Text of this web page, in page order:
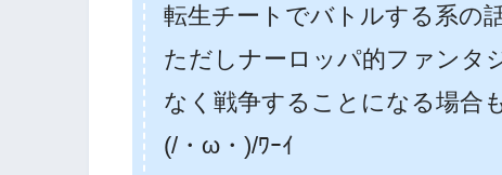
転生チートでバトルする系の
ただしナーロッパ的ファンタ
なく戦争することになる場合も
(/・ω・)/ﾜｰｲ